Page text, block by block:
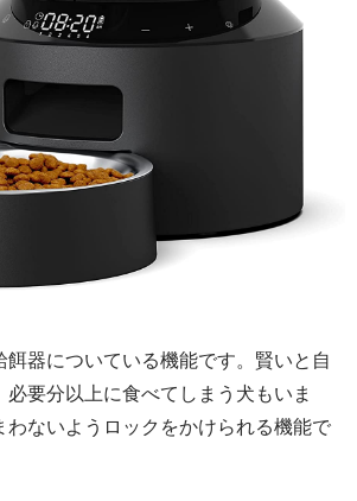
餌器についている機能です。賢いと自
要分以上に食べてしまう犬もいま
わないようロックをかけられる機能で